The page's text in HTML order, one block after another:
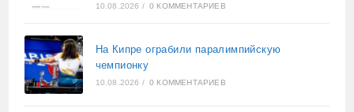
10.08.2026 / 0 КОММЕНТАРИЕВ
На Кипре ограбили паралимпийскую
чемпионку
10.08.2026 / 0 КОММЕНТАРИЕВ